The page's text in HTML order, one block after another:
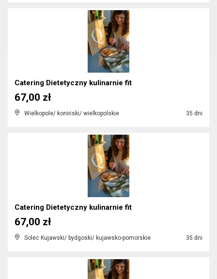
Catering Dietetyczny kulinarnie fit
Wielkopole/ koniński/ wielkopolskie 35 dni
67,00 zł
Catering Dietetyczny kulinarnie fit
Solec Kujawski/ bydgoski/ kujawsko-pomorskie 35 dni
67,00 zł